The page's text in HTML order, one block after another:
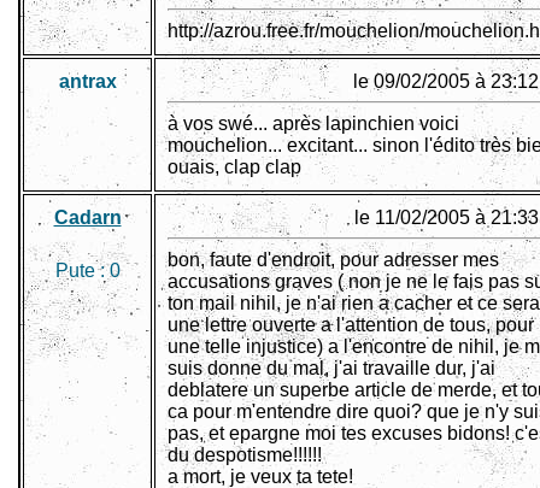
http://azrou.free.fr/mouchelion/
antrax le 09/02/2005 à
à vos swé... après lapinchien voici
mouchelion... excitant... sinon l'édito très
ouais, clap clap
Cadarn
Pute :0
le 11/02/2005 à
bon, faute d'endroit, pour adresser mes
accusations graves ( non je ne le fais pas
ton mail nihil, je n'ai rien a cacher et ce sera
une lettre ouverte a l'attention de tous, pour
une telle injustice) a l'encontre de nihil, je
suis donne du mal, j'ai travaille dur, j'ai
deblatere un superbe article de merde, et
ca pour m'entendre dire quoi? que je n'y
pas, et epargne moi tes excuses bidons!
du despotisme!!!!!!
a mort, je veux ta tete!